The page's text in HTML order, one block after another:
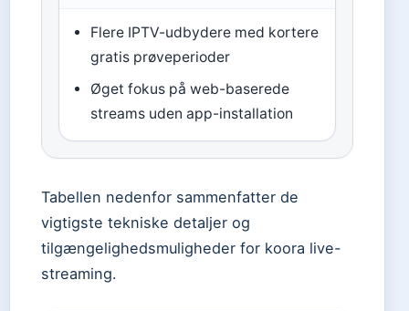
Flere IPTV-udbydere med kortere
gratis prøveperioder
Øget fokus på web-baserede
streams uden app-installation
Tabellen nedenfor sammenfatter de
vigtigste tekniske detaljer og
tilgængelighedsmuligheder for koora live-
streaming.